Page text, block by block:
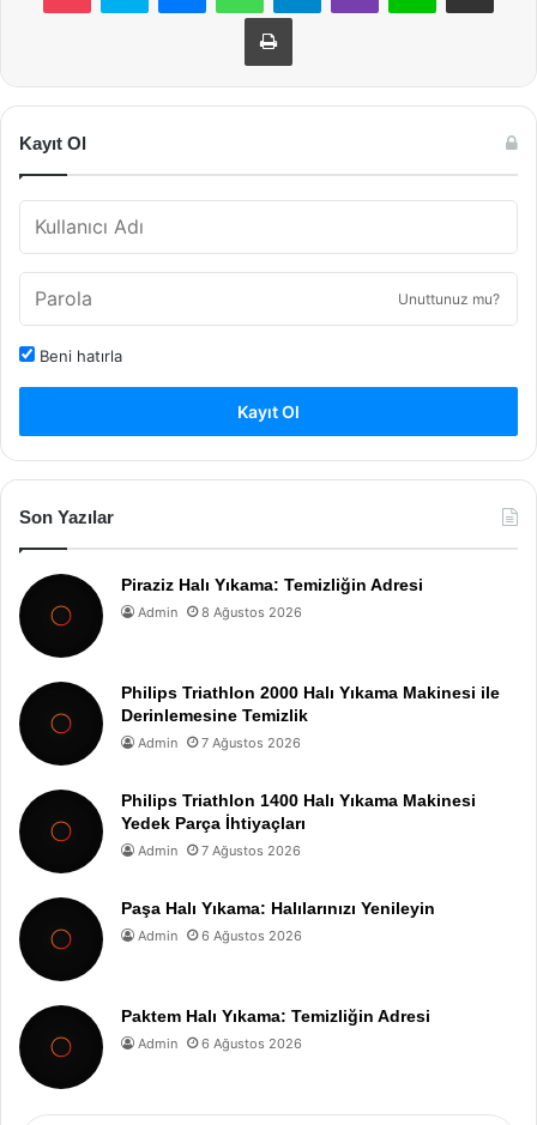
Yazdır
Kayıt Ol
Unuttunuz mu?
Beni hatırla
Kayıt Ol
Son Yazılar
Piraziz Halı Yıkama: Temizliğin Adresi
Admin 8 Ağustos 2026
Philips Triathlon 2000 Halı Yıkama Makinesi ile
Derinlemesine Temizlik
Admin 7 Ağustos 2026
Philips Triathlon 1400 Halı Yıkama Makinesi
Yedek Parça İhtiyaçları
Admin 7 Ağustos 2026
Paşa Halı Yıkama: Halılarınızı Yenileyin
Admin 6 Ağustos 2026
Paktem Halı Yıkama: Temizliğin Adresi
Admin 6 Ağustos 2026